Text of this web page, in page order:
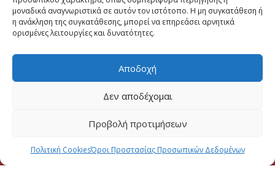
μοναδικά αναγνωριστικά σε αυτόν τον ιστότοπο. Η μη συγκατάθεση ή
η ανάκληση της συγκατάθεσης, μπορεί να επηρεάσει αρνητικά
ορισμένες λειτουργίες και δυνατότητες.
Αποδοχή
Δεν αποδέχομαι
Προβολή προτιμήσεων
Πολιτική CookiesΌροι Προστασίας Προσωπικών Δεδομένων
Μηνυμα